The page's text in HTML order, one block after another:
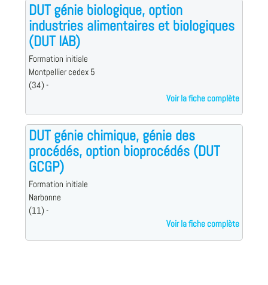
DUT génie biologique, option
industries alimentaires et biologiques
(DUT IAB)
Formation initiale
Montpellier cedex 5
(34) -
Voir la fiche complète
DUT génie chimique, génie des
procédés, option bioprocédés (DUT
GCGP)
Formation initiale
Narbonne
(11) -
Voir la fiche complète